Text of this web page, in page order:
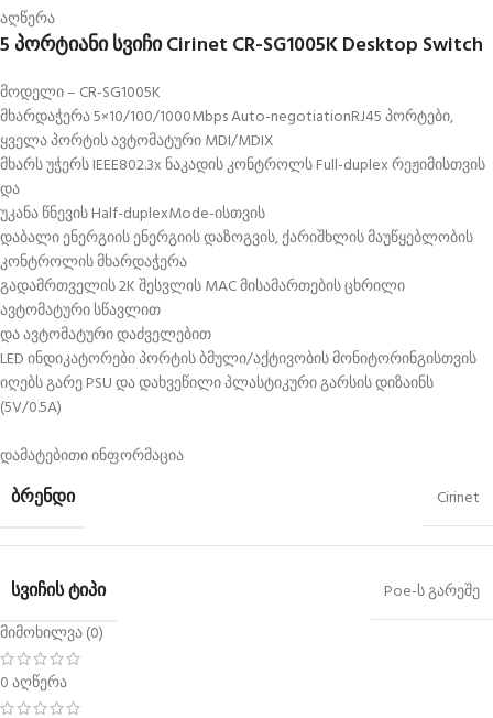
აღწერა
5 პორტიანი სვიჩი Cirinet CR-SG1005K Desktop Switch
მოდელი – CR-SG1005K
მხარდაჭერა 5×10/100/1000Mbps Auto-negotiationRJ45 პორტები,
ყველა პორტის ავტომატური MDI/MDIX
მხარს უჭერს IEEE802.3x ნაკადის კონტროლს Full-duplex რეჟიმისთვის
და
უკანა წნევის Half-duplexMode-ისთვის
დაბალი ენერგიის ენერგიის დაზოგვის, ქარიშხლის მაუწყებლობის
კონტროლის მხარდაჭერა
გადამრთველის 2K შესვლის MAC მისამართების ცხრილი
ავტომატური სწავლით
და ავტომატური დაძველებით
LED ინდიკატორები პორტის ბმული/აქტივობის მონიტორინგისთვის
იღებს გარე PSU და დახვეწილი პლასტიკური გარსის დიზაინს
(5V/0.5A)
დამატებითი ინფორმაცია
ᲑᲠᲔᲜᲓᲘ Cirinet
ᲡᲕᲘᲩᲘᲡ ᲢᲘᲞᲘ
Poe-ს გარეშე
მიმოხილვა (0)
0 აღწერა